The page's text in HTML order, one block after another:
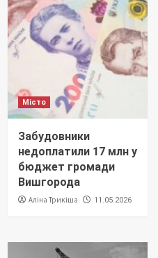
Місто
Забудовники
недоплатили 17 млн у
бюджет громади
Вишгорода
Аліна Трикіша 11.05.2026